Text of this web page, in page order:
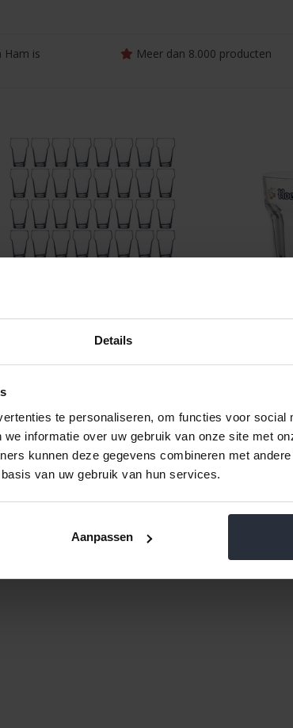
Details
te personaliseren, om functies voor social
informatie over uw gebruik van onze site met
kunnen deze gegevens combineren met
van uw gebruik van hun services.
Aanpassen
Ham is
Meer dan 8.000 producten
Bierglas stapelbaar klein 23cl
€59,99 Incl. btw
€49,58 Excl. btw
Beschikbaar
Belgisch
Meest bekeken